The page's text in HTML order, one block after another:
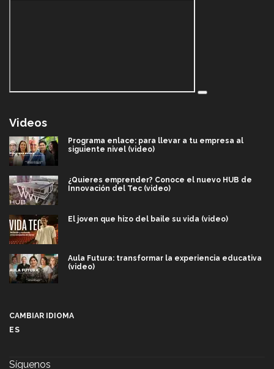
Videos
Programa enlace: para llevar a tu empresa al
siguiente nivel (video)
¿Quieres emprender? Conoce el nuevo HUB de
Innovación del Tec (video)
El joven que hizo del baile su vida (video)
Aula Futura: transformar la experiencia educativa
(video)
CAMBIAR IDIOMA
ES
Síguenos